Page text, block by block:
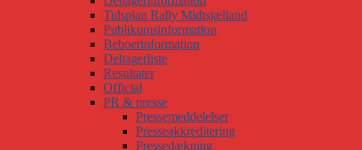
Tidsplan Rally Midtsjælland
Publikumsinformation
Beboerinformation
Deltagerliste
Resultater
Official
PR & presse
Pressemeddelelser
Presseakkreditering
Pressedækning